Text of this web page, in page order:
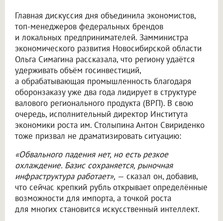
Главная дискуссия дня объединила экономистов,
топ-менеджеров федеральных брендов
и локальных предпринимателей. Замминистра
экономического развития Новосибирской области
Ольга Симагина рассказала, что региону удаётся
удерживать объём госинвестиций,
а обрабатывающая промышленность благодаря
оборонзаказу уже два года лидирует в структуре
валового регионального продукта (ВРП). В свою
очередь, исполнительный директор Института
экономики роста им. Столыпина Антон Свириденко
тоже призвал не драматизировать ситуацию:
«Обвального падения нет, но есть резкое
охлаждение. Базис сохраняется, рыночная
инфраструктура работает», — сказал он, добавив,
что сейчас крепкий рубль открывает определённые
возможности для импорта, а точкой роста
для многих становится искусственный интеллект.